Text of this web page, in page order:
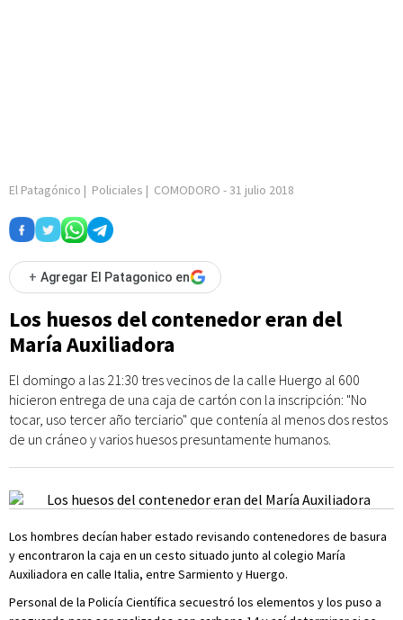
El Patagónico | Policiales | COMODORO -31 julio 2018
+ Agregar El Patagonico en
Los huesos del contenedor eran del
María Auxiliadora
El domingo a las 21:30 tres vecinos de la calle Huergo al 600
hicieron entrega de una caja de cartón con la inscripción: "No
tocar, uso tercer año terciario" que contenía al menos dos restos
de un cráneo y varios huesos presuntamente humanos.
Los hombres decían haber estado revisando contenedores de basura
y encontraron la caja en un cesto situado junto al colegio María
Auxiliadora en calle Italia, entre Sarmiento y Huergo.
Personal de la Policía Científica secuestró los elementos y los puso a